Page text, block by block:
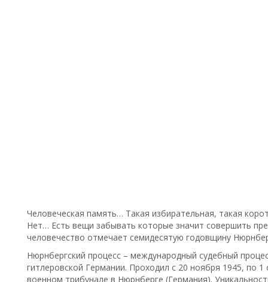
Человеческая память… Такая избирательная, такая
Нет… Есть вещи забывать которые значит совершить
человечество отмечает семидесятую годовщину
Нюрнбергский процесс – международный судебный
гитлеровской Германии. Проходил с 20 ноября 1945, по
военном трибунале в Нюрнберге (Германия).